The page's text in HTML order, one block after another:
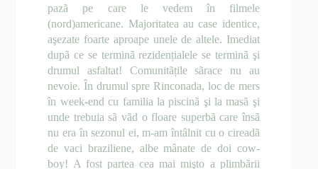
pazã pe care le vedem în filmele
(nord)americane. Majoritatea au case identice,
aşezate foarte aproape unele de altele. Imediat
dupã ce se terminã rezidențialele se terminã şi
drumul asfaltat! Comunitãțile sãrace nu au
nevoie. În drumul spre Rinconada, loc de mers
în week-end cu familia la piscinã şi la masã şi
unde trebuia sã vãd o floare superbã care însã
nu era în sezonul ei, m-am întâlnit cu o cireadã
de vaci braziliene, albe mânate de doi cow-
boy! A fost partea cea mai mişto a plimbãrii